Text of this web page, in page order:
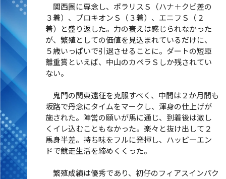
関西圏に専念し、ポラリスＳ（ハナ＋クビ差の
３着）、プロキオンＳ（３着）、エニフＳ（２
着）と盛り返した。力の衰えは感じられなかった
が、繁殖としての価値を見込まれているだけに、
５歳いっぱいで引退させることに。ダートの短距
離重賞といえば、中山のカペラＳしか残されてい
ない。
鬼門の関東遠征を克服すべく、中間は２か月間も
坂路で丹念にタイムをマークし、渾身の仕上げが
施された。陣営の願いが馬に通じ、到着後は激し
くイレ込むこともなかった。楽々と抜け出して２
馬身半差。持ち味をフルに発揮し、ハッピーエン
ドで競走生活を締めくくった。
繁殖成績は優秀であり、初仔のフィアスインパク